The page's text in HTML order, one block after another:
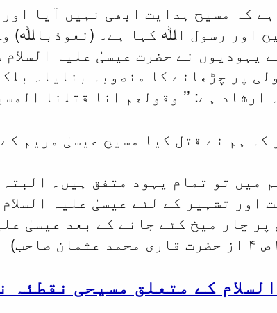
کہ مسیح ہدایت ابھی نہیں آیا
اور رسول اﷲ کہا ہے۔ (نعوذباﷲ)
یہودیوں نے حضرت عیسیٰ علیہ
پر چڑھانے کا منصوبہ بنایا۔
ہے: ’’ وقولھم انا قتلنا
کہ ہم نے قتل کیا مسیح عیسیٰ مریم
میں تو تمام یہود متفق ہیں۔
اور تشہیر کے لئے عیسیٰ علیہ
چار میخ کئے جانے کے بعد عیسیٰ
کے متعلق مسیحی نقطئہ